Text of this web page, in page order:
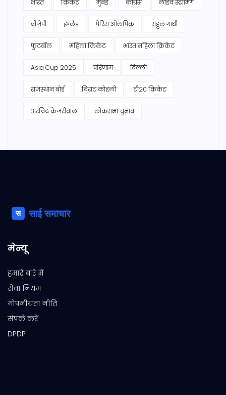
भारत क्रिकेट मुंबई कांग्रेस लाइव स्ट्रीमिंग
बीजेपी इंग्लैंड पेरिस ओलंपिक राहुल गांधी
फुटबॉल महिला क्रिकेट भारत महिला क्रिकेट
Asia Cup 2025 परिणाम दिल्ली
राजस्थान बोर्ड विराट कोहली टी20 क्रिकेट
अरविंद केजरीवाल लोकसभा चुनाव
मेन्यू
हमारे बारे में
सेवा नियम
गोपनीयता नीति
संपर्क करें
DPDP